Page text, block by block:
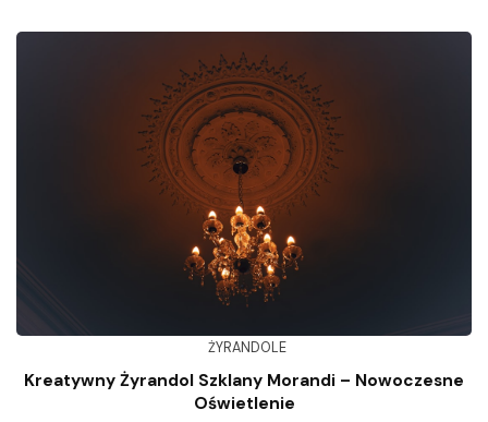
ŻYRANDOLE
Kreatywny Żyrandol Szklany Morandi – Nowoczesne
Oświetlenie